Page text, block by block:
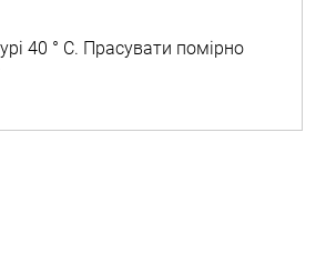
40 ° C. Прасувати помірно